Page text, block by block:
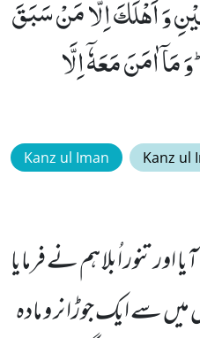
وَ اَهْلَكَ اِلَّا مَنْ سَبَقَ
اٰمَنَ مَعَهٗۤ اِلَّا
Kanz ul Iman Kanz ul
تنور اُبلا ہم نے فرمایا
سے ایک جوڑا نر و مادہ